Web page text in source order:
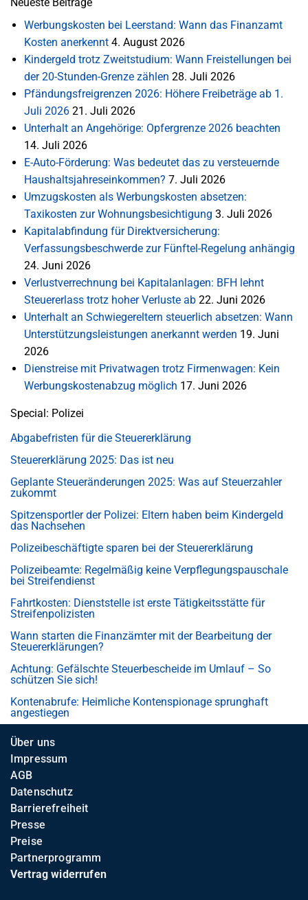
Werbungskosten bei Leerstand: Wann das Finanzamt
Kosten anerkennt 4. August 2026
Kindergeld trotz Zweitstudium: Wann Freistellungen bei
der 20-Stunden-Grenze zählen 28. Juli 2026
Pfändungsfreigrenzen 2026: Höhere Freibeträge ab 1.
Juli 2026 21. Juli 2026
Unterhalt an Angehörige: Opfergrenze 2026 beachten
14. Juli 2026
E-Auto-Förderung: Was bedeutet das zu versteuernde
Haushaltsjahreseinkommen? 7. Juli 2026
Umzugskosten als Werbungskosten absetzen:
Taxikosten zur Wohnungsbesichtigung 3. Juli 2026
Kapitalabfindung für Direktversicherung:
Verfassungsbeschwerde zur Fünftel-Regelung anhängig
24. Juni 2026
Verlustverrechnung bei Kapitalanlagen: BFH lehnt
Steuererlass trotz hoher Verluste ab 22. Juni 2026
Unterhalt an Schwiegereltern steuerlich absetzen: Wann
Unterstützungsleistungen anerkannt werden 19. Juni
2026
Dienstreise mit Privatwagen trotz Firmenwagen: Kein
Werbungskostenabzug möglich 17. Juni 2026
Special: Polizei
Abgabefristen für die Steuererklärung
Steuererklärung 2025: Das ist neu
Geplante Steueränderungen 2025: Was auf Steuerzahler
zukommt
Spitzensportler der Polizei: Eltern haben beim Kindergeld
das Nachsehen
Polizeibeschäftigte sparen bei der Steuererklärung
Polizeibeamte: Regelmäßig keine Verpflegungspauschale
bei Streifendienst
Fahrtkosten: Dienststelle ist erste Tätigkeitsstätte für
Streifenpolizisten
Wann starten die Finanzämter mit der Bearbeitung der
Steuererklärungen?
Achtung: Gefälschte Steuerbescheide im Umlauf – So
schützen Sie sich!
Kontenabrufe: Heimliche Kontenspionage sprunghaft
angestiegen
Über uns
Impressum
AGB
Datenschutz
Barrierefreiheit
Presse
Preise
Partnerprogramm
Vertrag widerrufen